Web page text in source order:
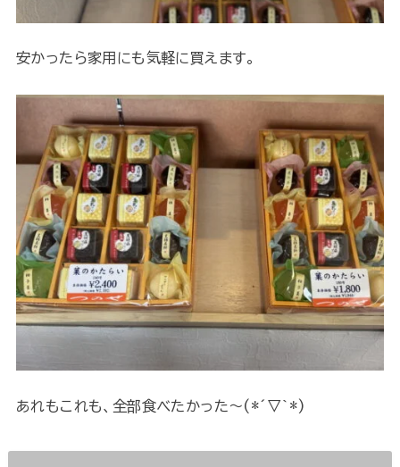
安かったら家用にも気軽に買えます。
あれもこれも、全部食べたかった～(*´▽｀*)